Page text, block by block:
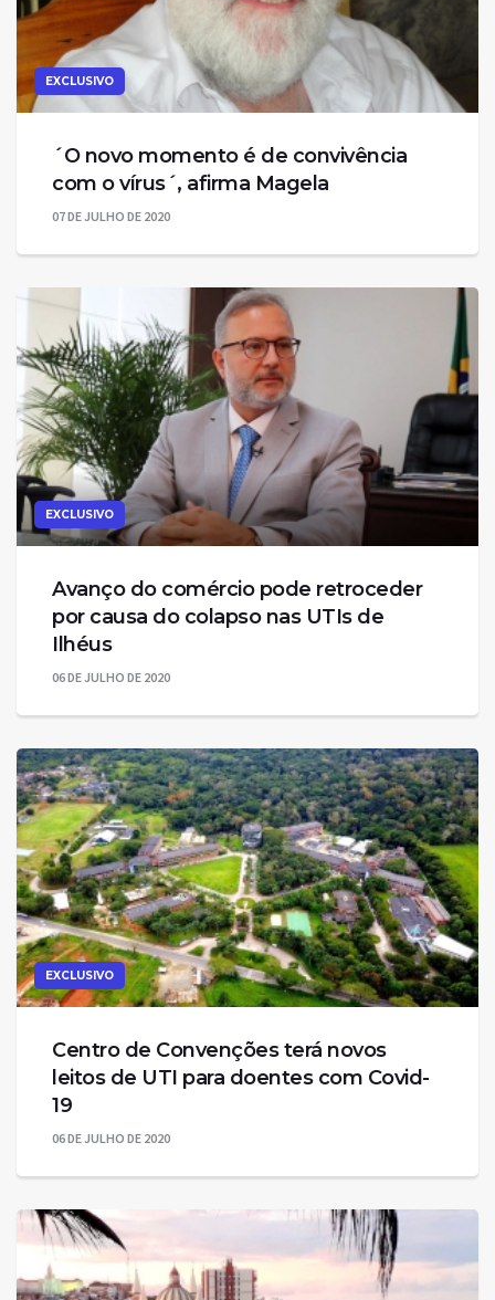
EXCLUSIVO
´O novo momento é de convivência
com o vírus´, afirma Magela
07 DE JULHO DE 2020
EXCLUSIVO
Avanço do comércio pode retroceder
por causa do colapso nas UTIs de
Ilhéus
06 DE JULHO DE 2020
EXCLUSIVO
Centro de Convenções terá novos
leitos de UTI para doentes com Covid-
19
06 DE JULHO DE 2020